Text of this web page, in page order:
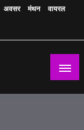
अवसर मंथन
वायरल